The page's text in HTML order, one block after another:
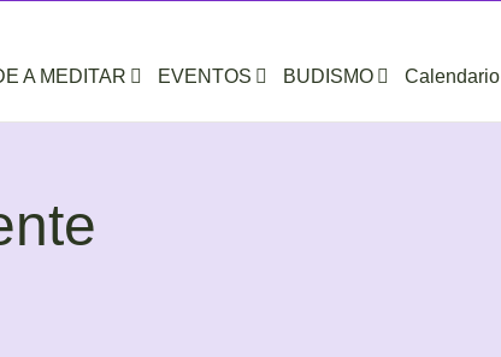
A MEDITAR EVENTOS BUDISMO Calendario